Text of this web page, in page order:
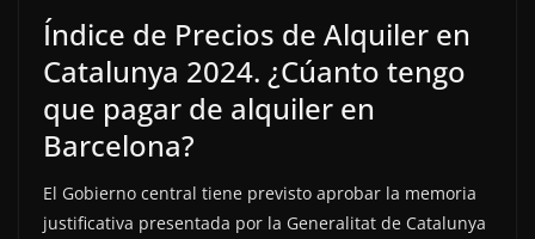
Índice de Precios de Alquiler en
Catalunya 2024. ¿Cúanto tengo
que pagar de alquiler en
Barcelona?
El Gobierno central tiene previsto aprobar la memoria
justificativa presentada por la Generalitat de Catalunya